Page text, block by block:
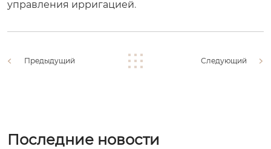
управления ирригацией.
Предыдущий Следующий
Последние новости